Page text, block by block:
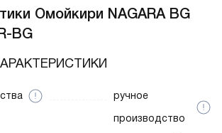
Омойкири NAGARA BG
BG
ручное
производство